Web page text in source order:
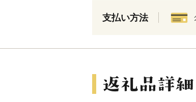
支払い方法